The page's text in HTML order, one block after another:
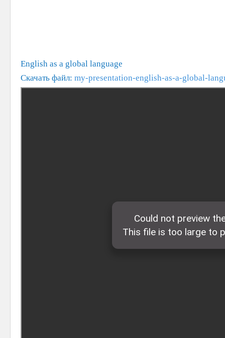
English as a global language
Скачать файл: my-presentation-english-as-a-global-